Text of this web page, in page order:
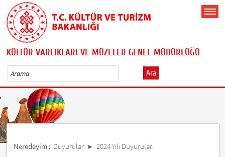
KÜLTÜR VARLIKLARI VE MÜZELER GENEL MÜDÜRLÜĞÜ
Ara
Neredeyim : Duyurular 2024 Yılı Duyuruları